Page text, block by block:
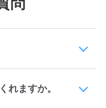
れますか。